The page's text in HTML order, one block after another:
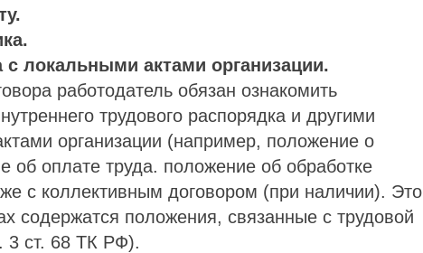
локальными актами организации.
работодатель обязан ознакомить
трудового распорядка и другими
организации (например, положение о
об оплате труда. положение об обработке
с коллективным договором (при наличии). Это
содержатся положения, связанные с трудовой
3 ст. 68 ТК РФ).